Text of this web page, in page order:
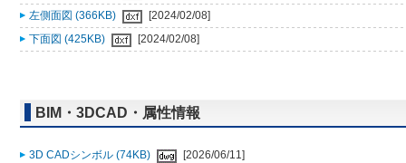
左側面図 (366KB)
[2024/02/08]
下面図 (425KB)
[2024/02/08]
BIM・3DCAD・属性情報
3D CADシンボル (74KB)
[2026/06/11]